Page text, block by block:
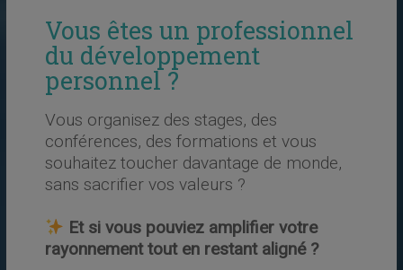
Vous êtes un professionnel
du développement
personnel ?
Vous organisez des stages, des
conférences, des formations et vous
souhaitez toucher davantage de monde,
sans sacrifier vos valeurs ?
Et si vous pouviez amplifier votre
rayonnement tout en restant aligné ?